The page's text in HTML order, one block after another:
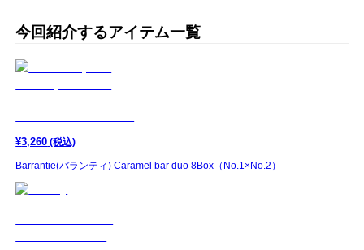
今回紹介するアイテム一覧
¥3,260 (税込)
Barrantie(バランティ) Caramel bar duo 8Box（No.1×No.2）